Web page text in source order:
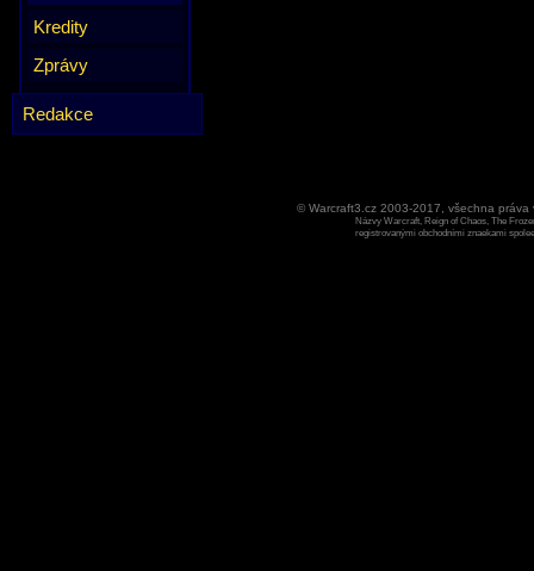
Kredity
Zprávy
Redakce
© Warcraft3.cz 2003-2017, všechna
Názvy Warcraft, Reign of Chaos, The
registrovanými obchodními znaekami